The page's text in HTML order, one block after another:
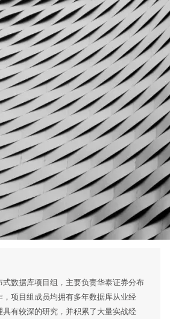
数据库项目组，主要负责华泰证券分布
项目组成员均拥有多年数据库从业经
具有较深的研究，并积累了大量实战经